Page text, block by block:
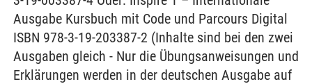
Ausgabe Kursbuch mit Code und Parcours Digital
ISBN 978-3-19-203387-2 (Inhalte sind bei den zwei
Ausgaben gleich - Nur die Übungsanweisungen und
Erklärungen werden in der deutschen Ausgabe auf